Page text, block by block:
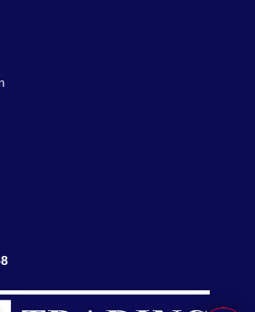
en advertenties te personaliseren en
We delen ook informatie over uw
andere informatie die u aan hen heeft
door uw gebruik van hun